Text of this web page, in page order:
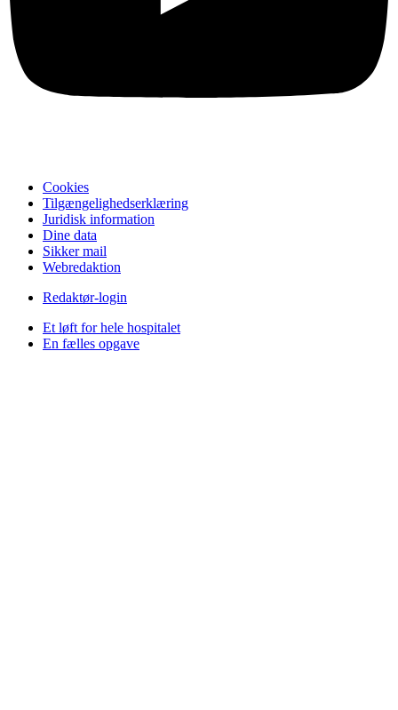
Cookies
Tilgængelighedserklæring
Juridisk information
Dine data
Sikker mail
Webredaktion
Redaktør-login
Et løft for hele hospitalet
En fælles opgave